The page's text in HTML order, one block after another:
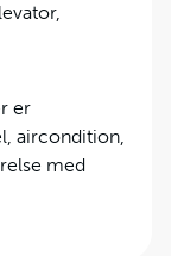
er
aircondition,
med